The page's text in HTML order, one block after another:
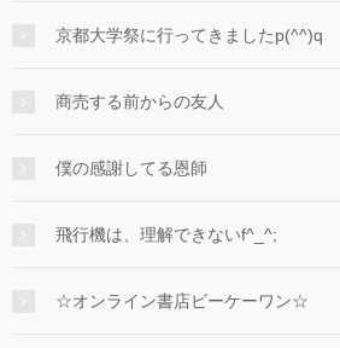
京都大学祭に行ってきましたp(^^)q
商売する前からの友人
僕の感謝してる恩師
飛行機は、理解できないf^_^;
☆オンライン書店ビーケーワン☆